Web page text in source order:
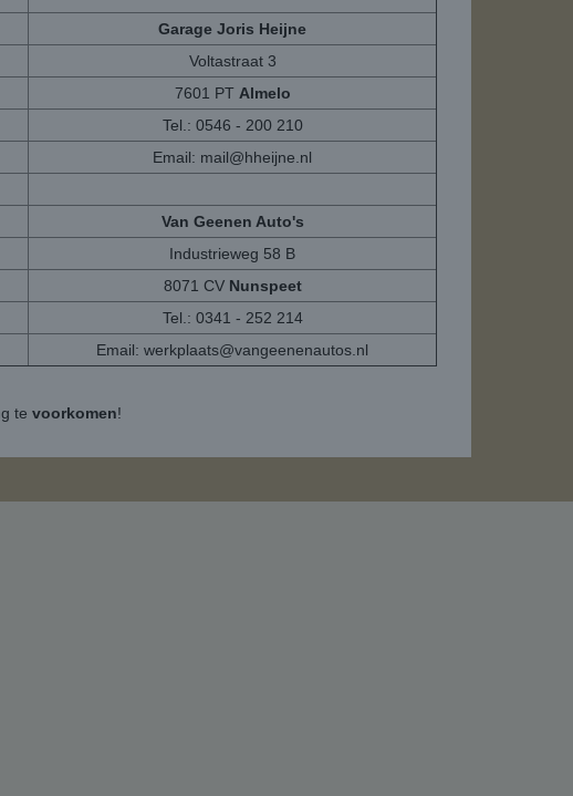
Garage Joris Heijne
Voltastraat 3
7601 PT Almelo
Tel.: 0546 - 200 210
Email: mail@hheijne.nl
Van Geenen Auto's
Industrieweg 58 B
8071 CV Nunspeet
Tel.: 0341 - 252 214
Email: werkplaats@vangeenenautos.nl
te voorkomen!